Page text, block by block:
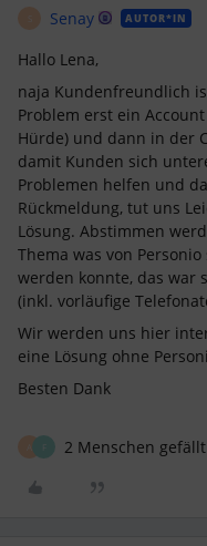
Senay AUTOR*IN
Hallo Lena,
naja Kundenfreundlich
Problem erst ein
Hürde) und dann in der
damit Kunden sich
Problemen helfen und
Rückmeldung, tut uns
Lösung. Abstimmen
Thema was von
werden konnte, das war
(inkl. vorläufige
Wir werden uns hier
eine Lösung ohne
Besten Dank
2 Menschen